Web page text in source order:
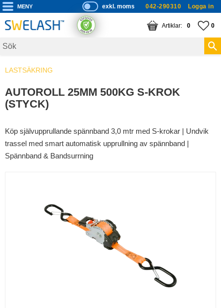
Meny
P
ri
s
s
exkl. moms 042-290310 Logga in
0
KUNDVAGN
ANTAL 0
LASTSÄKRING
AUTOROLL 25MM 500KG S-KROK
(STYCK)
Köp självupprullande spännband 3,0 mtr med S-krokar | Undvik
trassel med smart automatisk upprullning av spännband |
Spännband & Bandsurrning